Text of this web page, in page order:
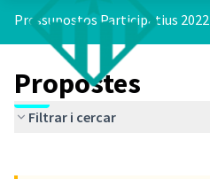
Pressupostos Participatius 2022
Propostes
Filtrar i cercar